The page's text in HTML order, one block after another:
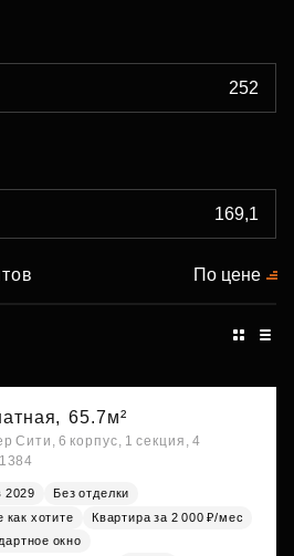
По цене
65.7м²
Сити, 6 корпус, 1 секция, 4
2029
Без отделки
как хотите
Квартира за 2 000 ₽/мес
окно